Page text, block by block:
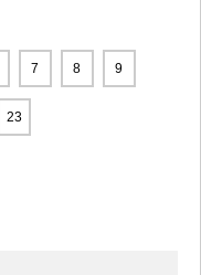
7 8 9
23